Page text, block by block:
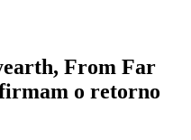
From Far
o retorno